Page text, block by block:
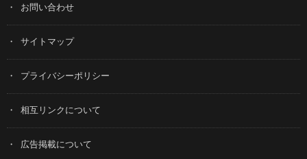
お問い合わせ
サイトマップ
プライバシーポリシー
相互リンクについて
広告掲載について